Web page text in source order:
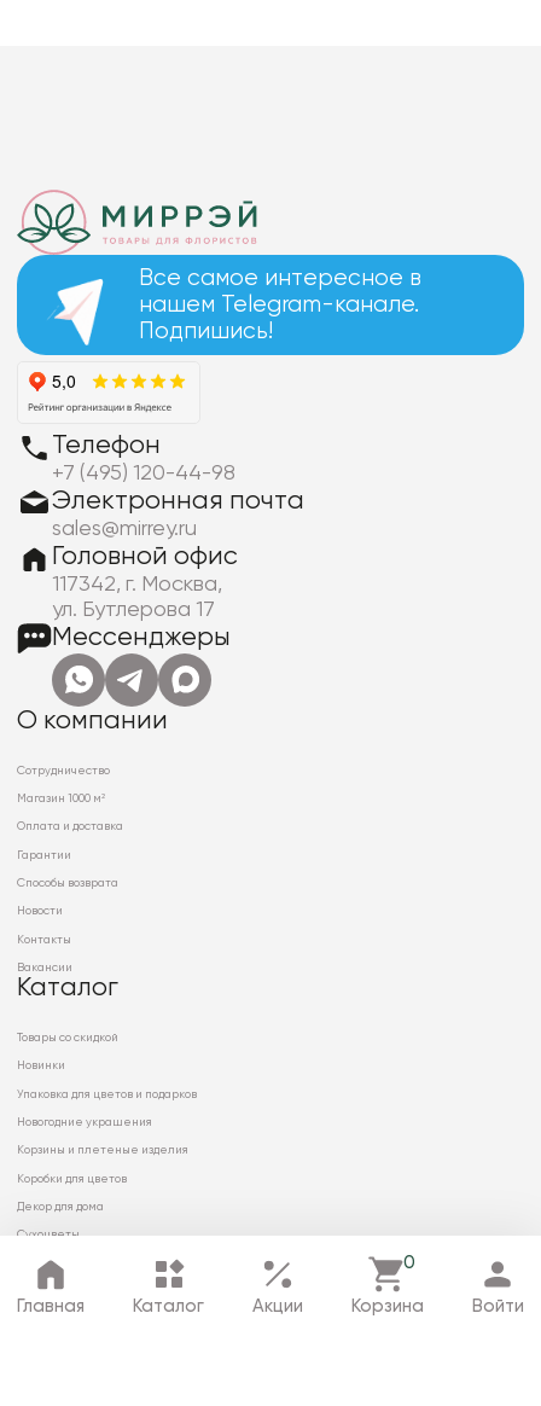
Главная Каталог Акции
0
Корзина Войти
Все самое интересное в
нашем Telegram-канале.
Подпишись!
Телефон
+7 (495) 120-44-98
Электронная почта
sales@mirrey.ru
Головной офис
117342, г. Москва,
ул. Бутлерова 17
Мессенджеры
О компании
Сотрудничество
Магазин 1000 м²
Оплата и доставка
Гарантии
Способы возврата
Новости
Контакты
Вакансии
Каталог
Товары со скидкой
Новинки
Упаковка для цветов и подарков
Новогодние украшения
Корзины и плетеные изделия
Коробки для цветов
Декор для дома
Сухоцветы
© 2026 ООО «МИРРЭЙ»